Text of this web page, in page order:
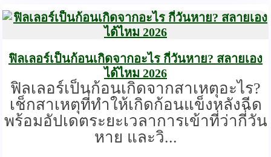
ฟิลเลอร์เป็นก้อนเกิดจากอะไร กี่วันหาย? สลายเอง
ได้ไหม 2026
ฟิลเลอร์เป็นก้อนเกิดจากสาเหตุอะไร?
เช็กสาเหตุที่ทำให้เกิดก้อนแข็งหลังฉีด
พร้อมอัปเดตระยะเวลาการเข้าที่ว่ากี่วัน
หาย และวิ...